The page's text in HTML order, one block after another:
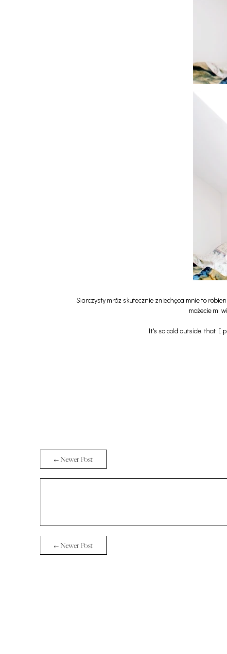
Siarczysty mróz skutecznie zniechęca mnie to
możecie mi
It's so cold outside, that I
← Newer Post
← Newer Post